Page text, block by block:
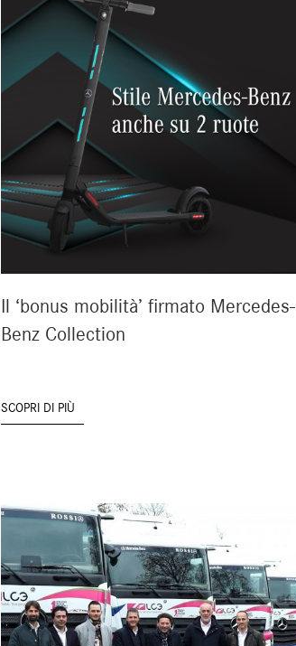
Il ‘bonus mobilità’ firmato Mercedes-
Benz Collection
SCOPRI DI PIÙ